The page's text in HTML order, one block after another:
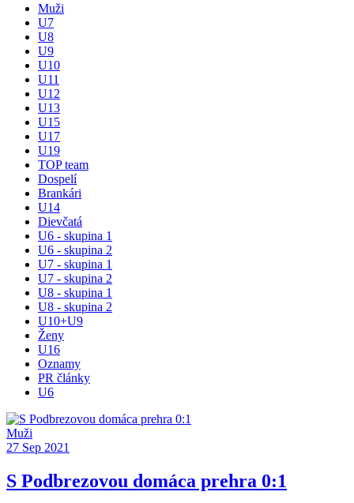
Muži
U7
U8
U9
U10
U11
U12
U13
U15
U17
U19
TOP team
Dospelí
Brankári
U14
Dievčatá
U6 - skupina 1
U6 - skupina 2
U7 - skupina 1
U7 - skupina 2
U8 - skupina 1
U8 - skupina 2
U10+U9
Ženy
U16
Oznamy
PR články
U6
Muži
27 Sep 2021
S Podbrezovou domáca prehra 0:1